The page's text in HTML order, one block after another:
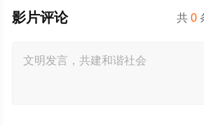
共0
影片评论